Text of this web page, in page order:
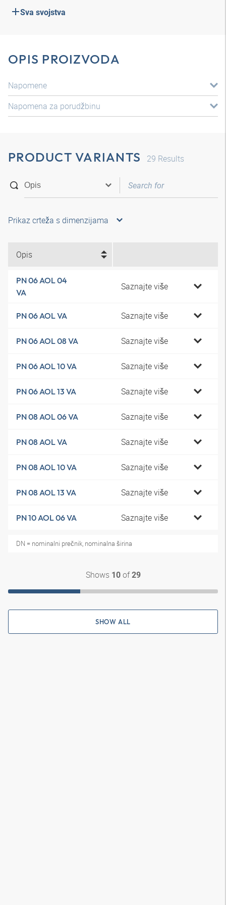
Sva svojstva
OPIS PROIZVODA
Napomene
Napomena za porudžbinu
PRODUCT VARIANTS 29 Results
Prikaz crteža s dimenzijama
Opis
PN 06 AOL 04
VA
Saznajte više
PN 06 AOL VA Saznajte više
PN 06 AOL 08 VA Saznajte više
PN 06 AOL 10 VA Saznajte više
PN 06 AOL 13 VA Saznajte više
PN 08 AOL 06 VA Saznajte više
PN 08 AOL VA Saznajte više
PN 08 AOL 10 VA Saznajte više
PN 08 AOL 13 VA Saznajte više
PN 10 AOL 06 VA Saznajte više
DN = nominalni prečnik, nominalna širina
Shows 10of29
SHOW ALL